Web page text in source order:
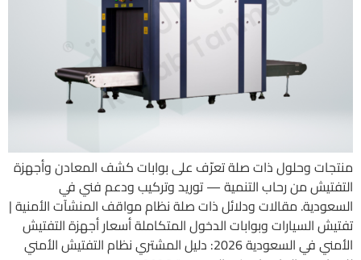
منتجات وحلول ذات صلة تعرّف على بوابات كشف المعادن وأجهزة
التفتيش من رحاب التنمية — توريد وتركيب ودعم فني في
السعودية. مقالات ودلائل ذات صلة نظام مواقف المنشآت الأمنية |
تفتيش السيارات وبوابات الدخول المتكاملة أسعار أجهزة التفتيش
الأمني في السعودية 2026: دليل المشتري نظام التفتيش الأمني